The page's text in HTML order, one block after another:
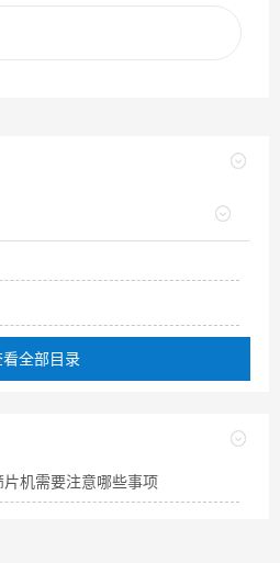
看全部目录
机需要注意哪些事项